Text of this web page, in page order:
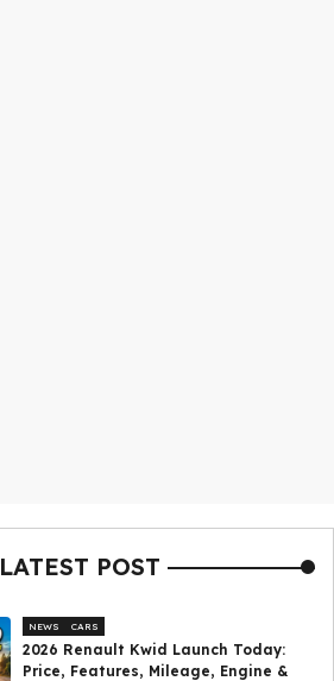
LATEST POST
NEWS CARS
2026 Renault Kwid Launch Today:
Price, Features, Mileage, Engine &